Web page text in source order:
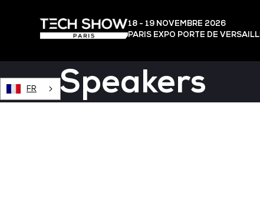
18 - 19 NOVEMBRE 2026
PARIS EXPO PORTE DE
FR Speakers